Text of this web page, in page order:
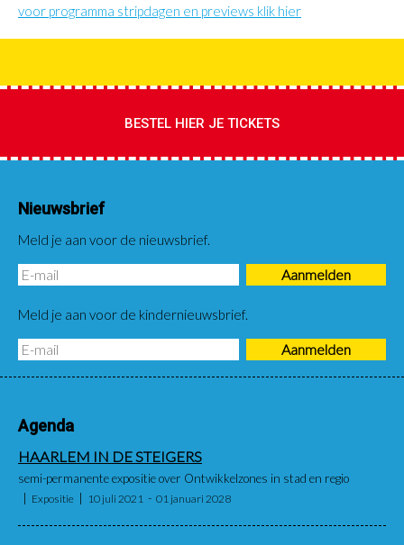
voor programma stripdagen en previews klik hier
BESTEL HIER JE TICKETS
Nieuwsbrief
Meld je aan voor de nieuwsbrief.
Meld je aan voor de kindernieuwsbrief.
Agenda
HAARLEM IN DE STEIGERS
semi-permanente expositie over Ontwikkelzones in stad en regio
Expositie 10 juli 2021 01 januari 2028